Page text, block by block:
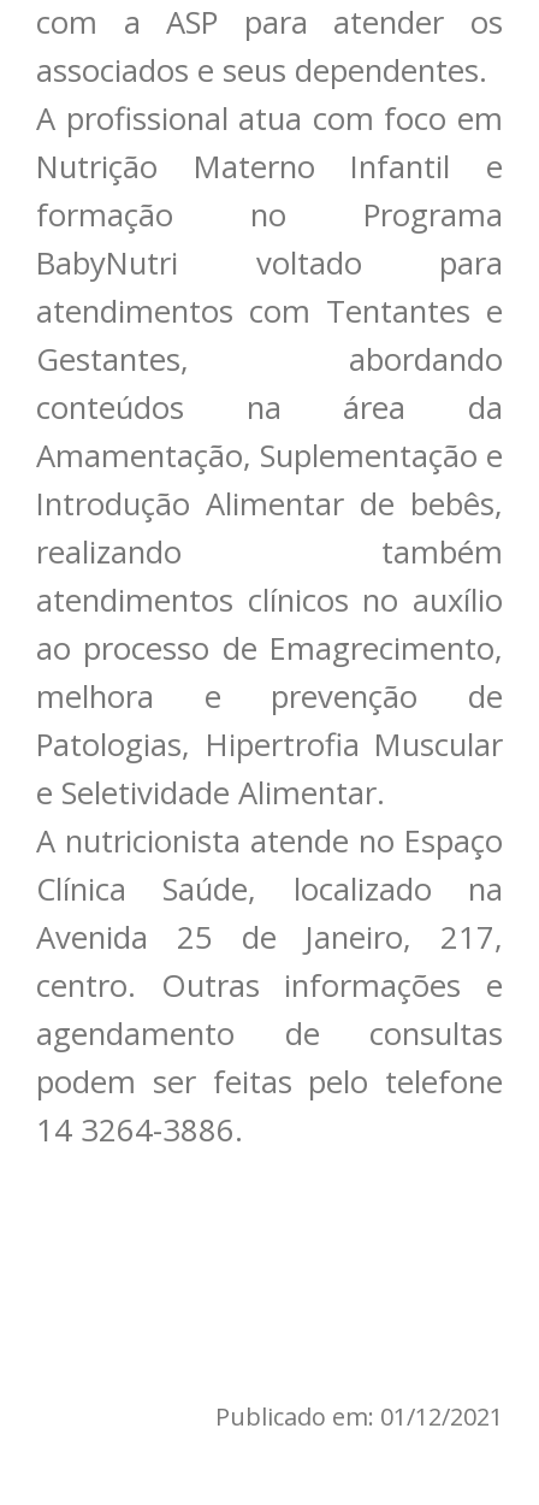
com a ASP para atender os
associados e seus dependentes.
A profissional atua com foco em
Nutrição Materno Infantil e
formação no Programa
BabyNutri voltado para
atendimentos com Tentantes e
Gestantes, abordando
conteúdos na área da
Amamentação, Suplementação e
Introdução Alimentar de bebês,
realizando também
atendimentos clínicos no auxílio
ao processo de Emagrecimento,
melhora e prevenção de
Patologias, Hipertrofia Muscular
e Seletividade Alimentar.
A nutricionista atende no Espaço
Clínica Saúde, localizado na
Avenida 25 de Janeiro, 217,
centro. Outras informações e
agendamento de consultas
podem ser feitas pelo telefone
14 3264-3886.
Publicado em: 01/12/2021